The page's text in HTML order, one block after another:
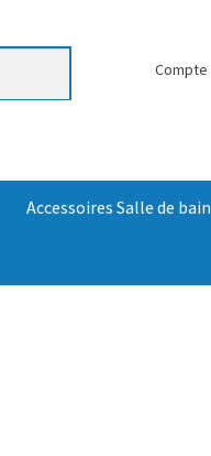
Compte
Accessoires Salle de bain